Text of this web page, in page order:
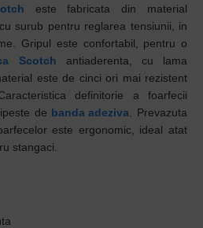
este fabricata din material
surub pentru reglarea tensiunii, in
Gripul este confortabil, pentru o
Scotch antiaderenta, cu lama
este de cinci ori mai rezistent
definitorie a foarfecii
de banda adeziva . Prevazuta
este ergonomic, ideal atat
stangaci.